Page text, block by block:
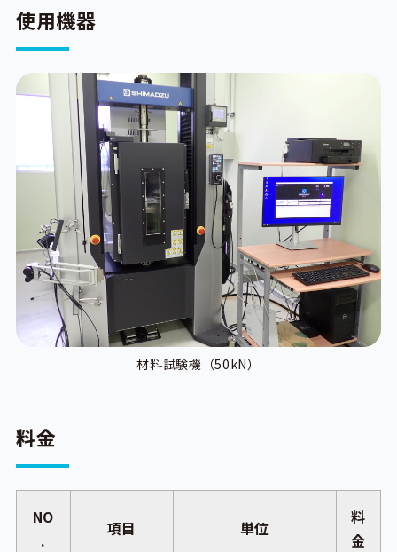
使用機器
材料試験機（50kN）
料金
NO
.
項目 単位
料
金